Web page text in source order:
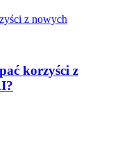
korzyści z